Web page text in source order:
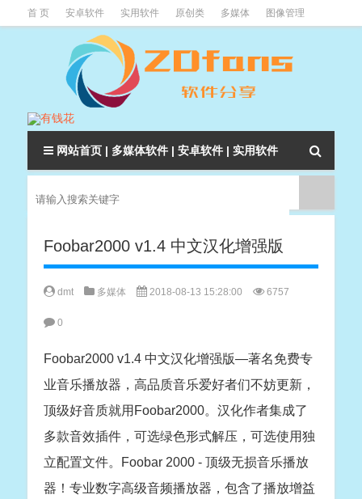
首 页 安卓软件 实用软件 原创类 多媒体 图像管理
下载类
网站首页 | 多媒体软件 | 安卓软件 | 实用软件
Foobar2000 v1.4 中文汉化增强版
dmt 多媒体 2018-08-13 15:28:00 6757
0
Foobar2000 v1.4 中文汉化增强版—著名免费专
业音乐播放器，高品质音乐爱好者们不妨更新，
顶级好音质就用Foobar2000。汉化作者集成了
多款音效插件，可选绿色形式解压，可选使用独
立配置文件。Foobar 2000 - 顶级无损音乐播放
器！专业数字高级音频播放器，包含了播放增益